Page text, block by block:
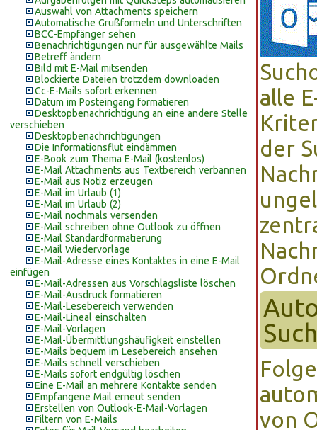
Auswahl von Attachments speichern
Automatische Grußformeln und Unterschriften
BCC-Empfänger sehen
Benachrichtigungen nur für ausgewählte Mails
Betreff ändern
Bild mit E-Mail mitsenden
Blockierte Dateien trotzdem downloaden
Cc-E-Mails sofort erkennen
Datum im Posteingang formatieren
Desktopbenachrichtigung an eine andere Stelle
verschieben
Desktopbenachrichtigungen
Die Informationsflut eindämmen
E-Book zum Thema E-Mail (kostenlos)
E-Mail Attachments aus Textbereich verbannen
E-Mail aus Notiz erzeugen
E-Mail im Urlaub (1)
E-Mail im Urlaub (2)
E-Mail nochmals versenden
E-Mail schreiben ohne Outlook zu öffnen
E-Mail Standardformatierung
E-Mail Wiedervorlage
E-Mail-Adresse eines Kontaktes in eine E-Mail
einfügen
E-Mail-Adressen aus Vorschlagsliste löschen
E-Mail-Ausdruck formatieren
E-Mail-Lesebereich verwenden
E-Mail-Lineal einschalten
E-Mail-Vorlagen
E-Mail-Übermittlungshäufigkeit einstellen
E-Mails bequem im Lesebereich ansehen
E-Mails schnell verschieben
E-Mails sofort endgültig löschen
Eine E-Mail an mehrere Kontakte senden
Empfangene Mail erneut senden
Erstellen von Outlook-E-Mail-Vorlagen
Filtern von E-Mails
alle
der
von